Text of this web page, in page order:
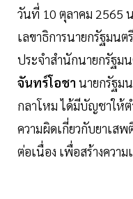
วันที่ 10 ตุลาคม 2565
เลขาธิการนายกรัฐมน
ประจำสำนักนายกรัฐมน
จันทร์โอชา นายกรัฐม
กลาโหม ได้มีบัญชาให้ต
ความผิดเกี่ยวกับยาเสพ
ต่อเนื่อง เพื่อสร้างควา